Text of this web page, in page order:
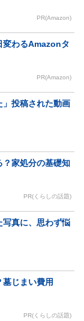
PR(Amazon)
変わるAmazonタ
PR(Amazon)
」投稿された動画
？家処分の基礎知
PR(くらしの話題)
写真に、思わず悩
墓じまい費用
PR(くらしの話題)